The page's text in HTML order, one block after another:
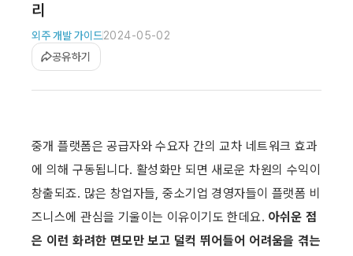
리
외주 개발 가이드2024-05-02
공유하기
중개 플랫폼은 공급자와 수요자 간의 교차 네트워크 효과
에 의해 구동됩니다. 활성화만 되면 새로운 차원의 수익이
창출되죠. 많은 창업자들, 중소기업 경영자들이 플랫폼 비
즈니스에 관심을 기울이는 이유이기도 한데요. 아쉬운 점
은 이런 화려한 면모만 보고 덜컥 뛰어들어 어려움을 겪는